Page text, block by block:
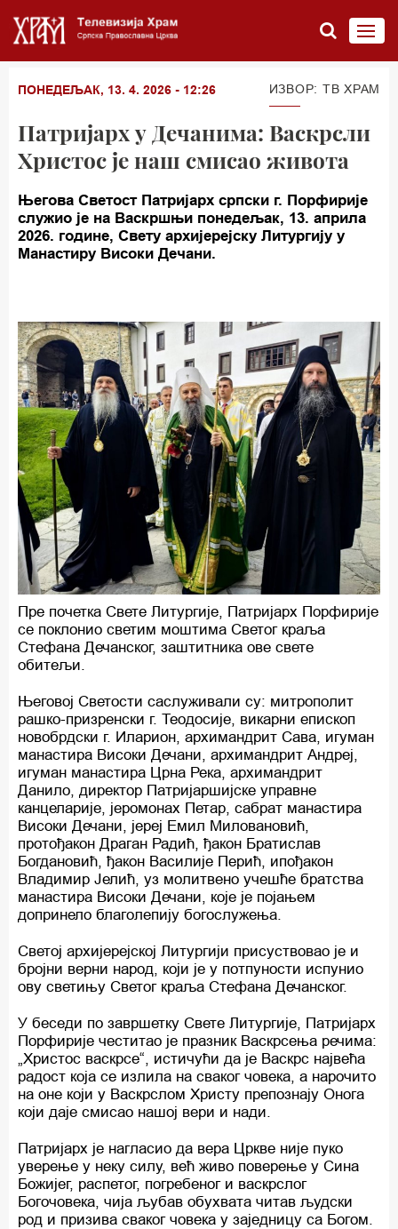
ПОНЕДЕЉАК, 13. 4. 2026 - 12:26 ИЗВОР: TВ ХРАМ
Патријарх у Дечанима: Васкрсли
Христос је наш смисао живота
Његова Светост Патријарх српски г. Порфирије
служио је на Васкршњи понедељак, 13. априла
2026. године, Свету архијерејску Литургију у
Манастиру Високи Дечани.
Пре почетка Свете Литургије, Патријарх Порфирије
се поклонио светим моштима Светог краља
Стефана Дечанског, заштитника ове свете
обитељи.
Његовој Светости саслуживали су: митрополит
рашко-призренски г. Теодосије, викарни епископ
новобрдски г. Иларион, архимандрит Сава, игуман
манастира Високи Дечани, архимандрит Андреј,
игуман манастира Црна Река, архимандрит
Данило, директор Патријаршијске управне
канцеларије, јеромонах Петар, сабрат манастира
Високи Дечани, јереј Емил Миловановић,
протођакон Драган Радић, ђакон Братислав
Богдановић, ђакон Василије Перић, ипођакон
Владимир Јелић, уз молитвено учешће братства
манастира Високи Дечани, које је појањем
допринело благолепију богослужења.
Светој архијерејској Литургији присуствовао је и
бројни верни народ, који је у потпуности испунио
ову светињу Светог краља Стефана Дечанског.
У беседи по завршетку Свете Литургије, Патријарх
Порфирије честитао је празник Васкрсења речима:
„Христос васкрсе“, истичући да је Васкрс највећа
радост која се излила на сваког човека, а нарочито
на оне који у Васкрслом Христу препознају Онога
који даје смисао нашој вери и нади.
Патријарх је нагласио да вера Цркве није пуко
уверење у неку силу, већ живо поверење у Сина
Божијег, распетог, погребеног и васкрслог
Богочовека, чија љубав обухвата читав људски
род и призива сваког човека у заједницу са Богом.